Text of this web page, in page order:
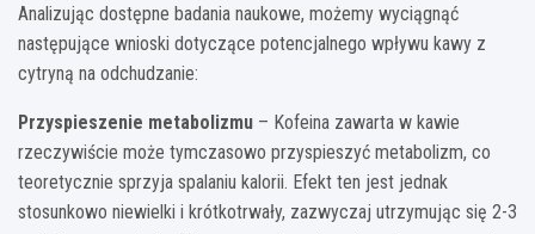
Analizując dostępne badania naukowe, możemy wyciągnąć
następujące wnioski dotyczące potencjalnego wpływu kawy z
cytryną na odchudzanie:
Przyspieszenie metabolizmu – Kofeina zawarta w kawie
rzeczywiście może tymczasowo przyspieszyć metabolizm, co
teoretycznie sprzyja spalaniu kalorii. Efekt ten jest jednak
stosunkowo niewielki i krótkotrwały, zazwyczaj utrzymując się 2-3